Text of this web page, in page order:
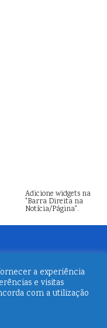
Adicione widgets na
"Barra Direita na
Notícia/Página".
a experiência
e visitas
com a utilização